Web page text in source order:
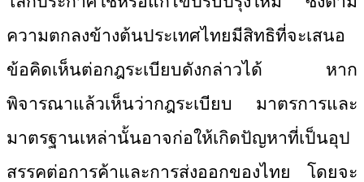
ความตกลงข้างต้นประเทศไทยมีสิทธิที่จะเสนอ
ข้อคิดเห็นต่อกฎระเบียบดังกล่าวได้ หาก
พิจารณาแล้วเห็นว่ากฎระเบียบ มาตรการและ
มาตรฐานเหล่านั้นอาจก่อให้เกิดปัญหาที่เป็นอุป
สรรคต่อการค้าและการส่งออกของไทย โดยจะ